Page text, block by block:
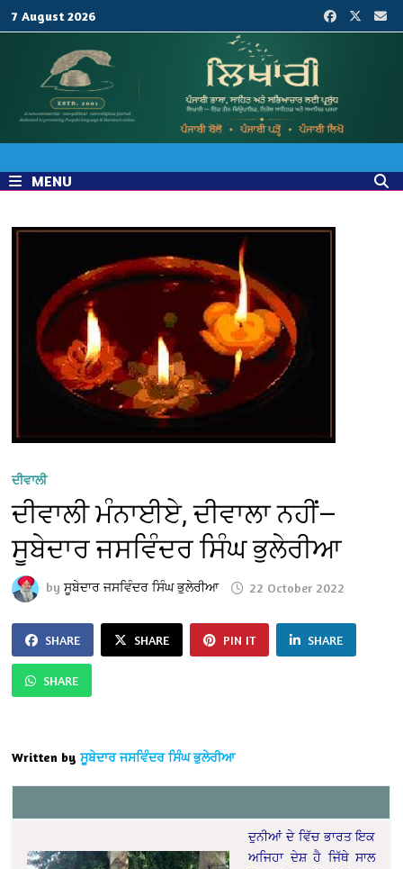
7 August 2026
MENU
ਦੀਵਾਲੀ
ਦੀਵਾਲੀ ਮੰਨਾਈਏ, ਦੀਵਾਲਾ ਨਹੀਂ—
ਸੂਬੇਦਾਰ ਜਸਵਿੰਦਰ ਸਿੰਘ ਭੁਲੇਰੀਆ
byਸੂਬੇਦਾਰ ਜਸਵਿੰਦਰ ਸਿੰਘ ਭੁਲੇਰੀਆ 22 October 2022
SHARE SHARE PIN IT SHARE
SHARE
Written by ਸੂਬੇਦਾਰ ਜਸਵਿੰਦਰ ਸਿੰਘ ਭੁਲੇਰੀਆ
ਦੁਨੀਆਂ ਦੇ ਵਿੱਚ ਭਾਰਤ ਇਕ
ਅਜਿਹਾ ਦੇਸ਼ ਹੈ ਜਿੱਥੇ ਸਾਲ